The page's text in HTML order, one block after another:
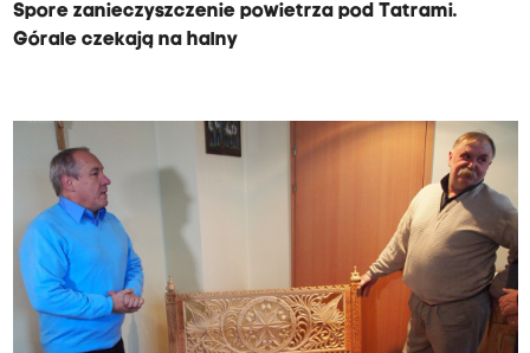
Spore zanieczyszczenie powietrza pod Tatrami.
Górale czekają na halny